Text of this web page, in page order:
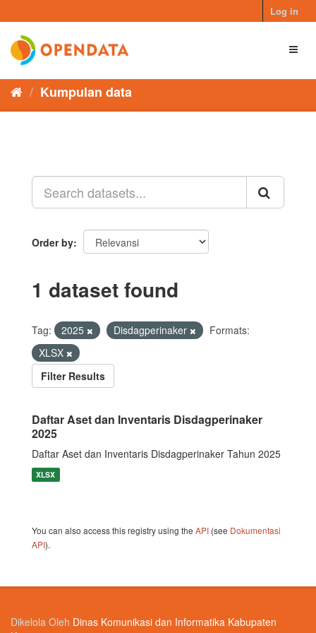
to
content
Log in
Kumpulan data
Order by
1 dataset found
Tag: 2025 Disdagperinaker
Formats:
XLSX
Filter Results
Daftar Aset dan Inventaris Disdagperinaker
2025
Daftar Aset dan Inventaris Disdagperinaker Tahun 2025
XLSX
You can also access this registry using the API (see Dokumentasi
API).
Dikelola Oleh Dinas Komunikasi dan Informatika Kabupaten